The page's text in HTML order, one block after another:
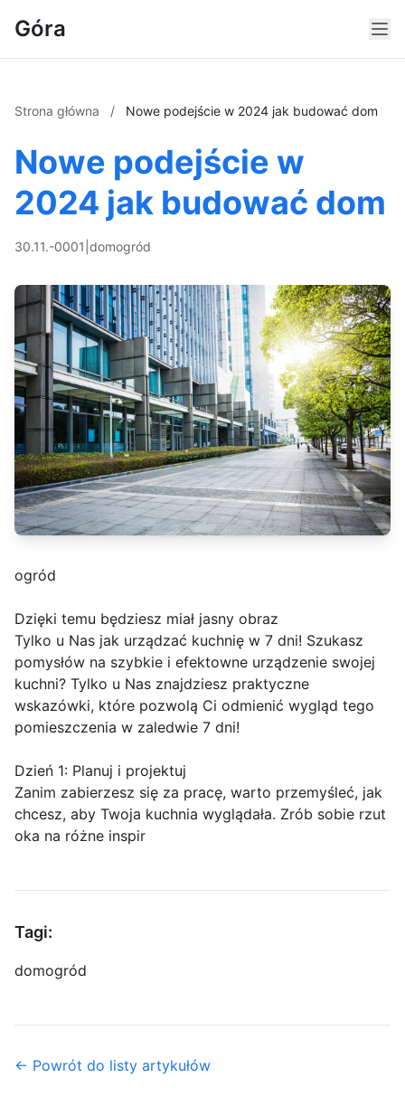
Góra
Strona główna / Nowe podejście w 2024 jak budować dom
Nowe podejście w
2024 jak budować dom
30.11.-0001 domogród
ogród
Dzięki temu będziesz miał jasny obraz
Tylko u Nas jak urządzać kuchnię w 7 dni! Szukasz
pomysłów na szybkie i efektowne urządzenie swojej
kuchni? Tylko u Nas znajdziesz praktyczne
wskazówki, które pozwolą Ci odmienić wygląd tego
pomieszczenia w zaledwie 7 dni!
Dzień 1: Planuj i projektuj
Zanim zabierzesz się za pracę, warto przemyśleć, jak
chcesz, aby Twoja kuchnia wyglądała. Zrób sobie rzut
oka na różne inspir
Tagi:
domogród
← Powrót do listy artykułów